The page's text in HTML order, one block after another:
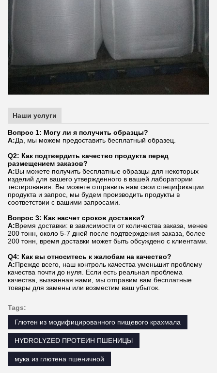
Наши услуги
Вопрос 1: Могу ли я получить образцы?
А:Да, мы можем предоставить бесплатный образец.
Q2: Как подтвердить качество продукта перед
размещением заказов?
А:Вы можете получить бесплатные образцы для некоторых
изделий для вашего утвержденного в вашей лаборатории
тестирования. Вы можете отправить нам свои спецификации
продукта и запрос, мы будем производить продукты в
соответствии с вашими запросами.
Вопрос 3: Как насчет сроков доставки?
А:Время доставки: в зависимости от количества заказа, менее
200 тонн, около 5-7 дней после подтверждения заказа, более
200 тонн, время доставки может быть обсуждено с клиентами.
Q4: Как вы относитесь к жалобам на качество?
А:Прежде всего, наш контроль качества уменьшит проблему
качества почти до нуля. Если есть реальная проблема
качества, вызванная нами, мы отправим вам бесплатные
товары для замены или возместим ваш убыток.
Tags:
Глютен из модифицированного пищевого крахмала
HYDROLYZED ПРОТЕИН ПШЕНИЦЫ
мука из глютена пшеничной